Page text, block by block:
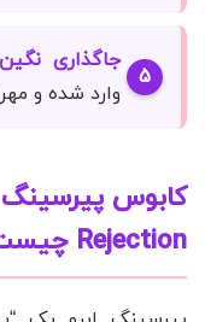
جاگذاری
وارد شده و
کابوس پیرسینگ
Rejection چیست؟